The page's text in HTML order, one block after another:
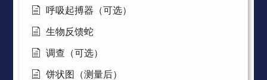
呼吸起搏器（可选）
生物反馈蛇
调查（可选）
饼状图（测量后）